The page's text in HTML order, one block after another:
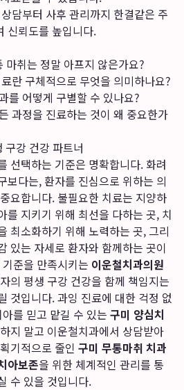
상담부터 사후 관리까지 한결같은 주
신뢰도를 높입니다.
마취는 정말 아프지 않은가요?
란 구체적으로 무엇을 의미하나요?
를 어떻게 구별할 수 있나요?
과정을 진료하는 것이 왜 중요한가
구강 건강 파트너
선택하는 기준은 명확합니다. 화려
보다는, 환자를 진심으로 위하는 의
요합니다. 불필요한 치료는 지양하
를 지키기 위해 최선을 다하는 곳, 치
최소화하기 위해 노력하는 곳, 그리
있는 자세로 환자와 함께하는 곳이
준을 만족시키는 이운철치과의원
의 평생 구강 건강을 함께 책임지는
것입니다. 과잉 진료에 대한 걱정 없
를 믿고 맡길 수 있는 구미 양심치
지 말고 이운철치과에서 상담받아
기적으로 줄인 구미 무통마취 치과
아보존을 위한 체계적인 관리를 통
수 있을 것입니다.